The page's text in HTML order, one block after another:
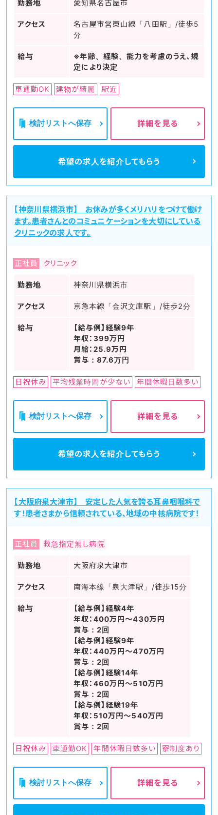
勤務地 愛知県名古屋市
アクセス
名古屋市営東山線「八田駅」/徒歩5
分
給与
※年齢、経験、能力を考慮のうえ、規
定により決定
車通勤OK 建物が綺麗 駅近
検討リストへ保存 詳細を見る
希望の求人を紹介してもらう
【神奈川県横浜市】 お休みが多くメリハリをつけて働け
ます。患者さんとのコミュニケーションを大切にしている
クリニックの求人です。
正社員 クリニック
勤務地 神奈川県横浜市
アクセス 京急本線「金沢文庫駅」/徒歩2分
給与
【給与例】経験9年
年収：399万円
月給：25.9万円
賞与：87.6万円
日祝休み 平均残業時間が少ない 年間休暇日数多い
検討リストへ保存 詳細を見る
希望の求人を紹介してもらう
【大阪府泉大津市】 安定した人気を誇る耳鼻咽喉科で
す！患者さまから信頼されている、地域の中核病院です！
正社員 救急指定無し病院
勤務地 大阪府泉大津市
アクセス 南海本線「泉大津駅」/徒歩15分
給与
【給与例】経験4年
年収：400万円～430万円
賞与：2回
【給与例】経験9年
年収：440万円～470万円
賞与：2回
【給与例】経験14年
年収：460万円～510万円
賞与：2回
【給与例】経験19年
年収：510万円～540万円
賞与：2回
日祝休み 車通勤OK 年間休暇日数多い 寮制度あり
検討リストへ保存 詳細を見る